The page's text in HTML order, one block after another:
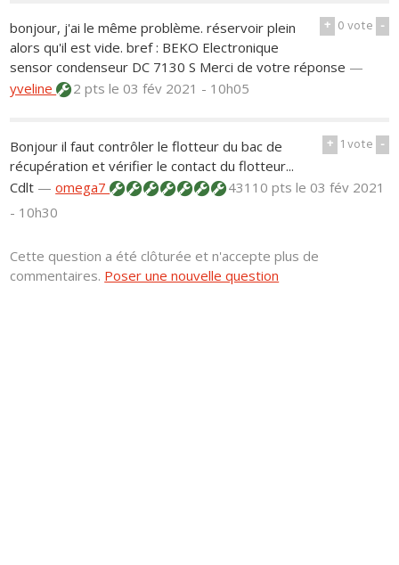
+ 0vote -
bonjour, j'ai le même problème. réservoir plein
alors qu'il est vide. bref : BEKO Electronique
sensor condenseur DC 7130 S Merci de votre réponse —
yveline
2 ptsle 03 fév 2021 - 10h05
+ 1vote -
Bonjour il faut contrôler le flotteur du bac de
récupération et vérifier le contact du flotteur...
Cdlt —omega7 43110 ptsle 03 fév 2021
- 10h30
Cette question a été clôturée et n'accepte plus de
commentaires. Poser une nouvelle question